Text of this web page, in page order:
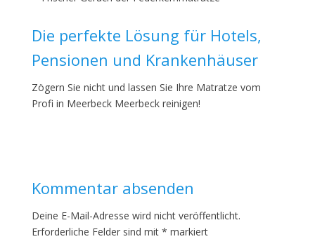
Die perfekte Lösung für Hotels,
Pensionen und Krankenhäuser
Zögern Sie nicht und lassen Sie Ihre Matratze vom
Profi in Meerbeck Meerbeck reinigen!
Kommentar absenden
Deine E-Mail-Adresse wird nicht veröffentlicht.
Erforderliche Felder sind mit * markiert